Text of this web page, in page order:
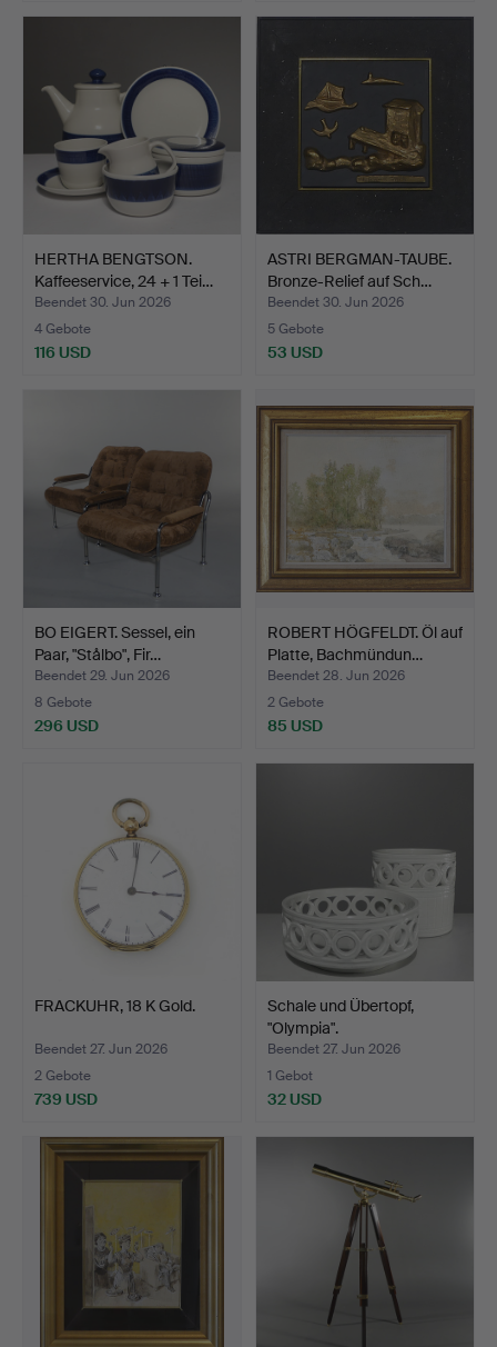
HERTHA BENGTSON.
Kaffeeservice, 24 + 1 Tei…
Beendet 30. Jun 2026
4 Gebote
116 USD
ASTRI BERGMAN-TAUBE.
Bronze-Relief auf Sch…
Beendet 30. Jun 2026
5 Gebote
53 USD
BO EIGERT. Sessel, ein
Paar, "Stålbo", Fir…
Beendet 29. Jun 2026
8 Gebote
296 USD
ROBERT HÖGFELDT. Öl auf
Platte, Bachmündun…
Beendet 28. Jun 2026
2 Gebote
85 USD
FRACKUHR, 18 K Gold.
Beendet 27. Jun 2026
2 Gebote
739 USD
Schale und Übertopf,
"Olympia".
Beendet 27. Jun 2026
1 Gebot
32 USD